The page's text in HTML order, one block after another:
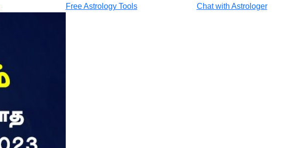
Free Astrology Tools Chat with Astrologer